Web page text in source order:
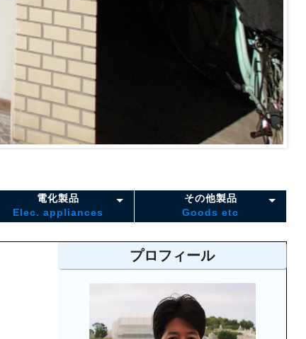
電化製品
Elec. appliances
その他製品
Goods etc
プロフィール